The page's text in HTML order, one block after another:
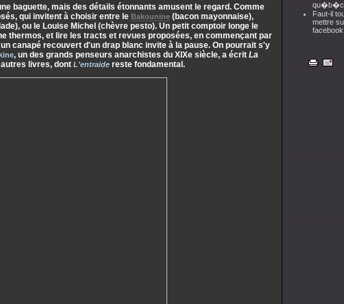
baguette, mais des détails étonnants amusent le regard. Comme
qui invitent à choisir entre le Bakounine (bacon mayonnaise),
ou le Louise Michel (chèvre pesto). Un petit comptoir longe le
thermos, et lire les tracts et revues proposées, en commençant par
canapé recouvert d'un drap blanc invite à la pause. On pourrait s'y
, un des grands penseurs anarchistes du XIXe siècle, a écrit La
livres, dont L'entraide reste fondamental.
Faut-il
mettre